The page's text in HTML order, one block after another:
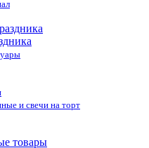
и свечи на торт